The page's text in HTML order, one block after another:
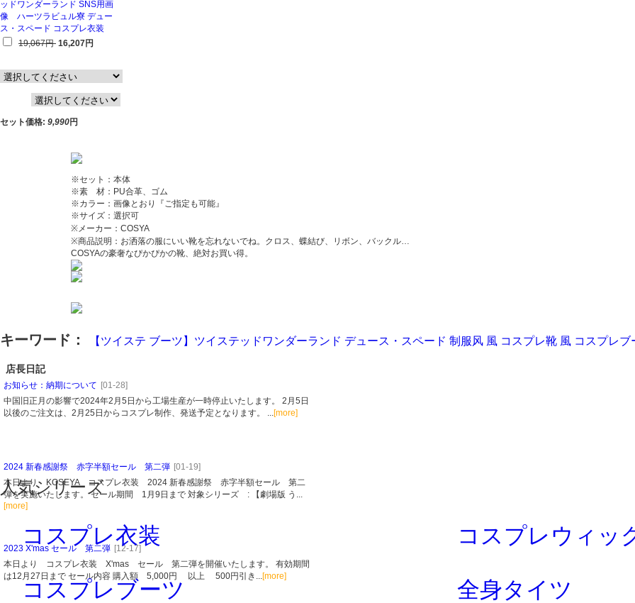
19,067円 16,207円
セット価格: 9,990円
※セット：本体
※素 材：PU合革、ゴム
※カラー：画像とおり『ご指定も可能』
※サイズ：選択可
※メーカー：COSYA
※商品説明：お洒落の服にいい靴を忘れないでね。クロス、蝶結び、リボン、バックル…
COSYAの豪奢なぴかぴかの靴、絶対お買い得。
キーワード： 【ツイステ ブーツ】ツイステッドワンダーランド デュース・スペード 制服风 風 コスプレ靴 風 コスプレブ
店長日記
お知らせ：納期について [01-28]
中国旧正月の影響で2024年2月5日から工場生産が一時停止いたします。 2月5日
以後のご注文は、2月25日からコスプレ制作、発送予定となります。 ... [more]
2024 新春感謝祭 赤字半額セール 第二弾 [01-19]
本日より KOSEYA コスプレ衣装 2024 新春感謝祭 赤字半額セール 第二
弾を実施いたします。 セール期間 1月9日まで 対象シリーズ : 【劇場版 う...
[more]
2023 X'mas セール 第二弾 [12-17]
本日より コスプレ衣装 X'mas セール 第二弾を開催いたします。 有効期間
は12月27日まで セール内容 購入額 5,000円 以上 500円引き... [more]
人気シリーズ
コスプレ衣装 コスプレウィッ
コスプレブーツ 全身タイツ